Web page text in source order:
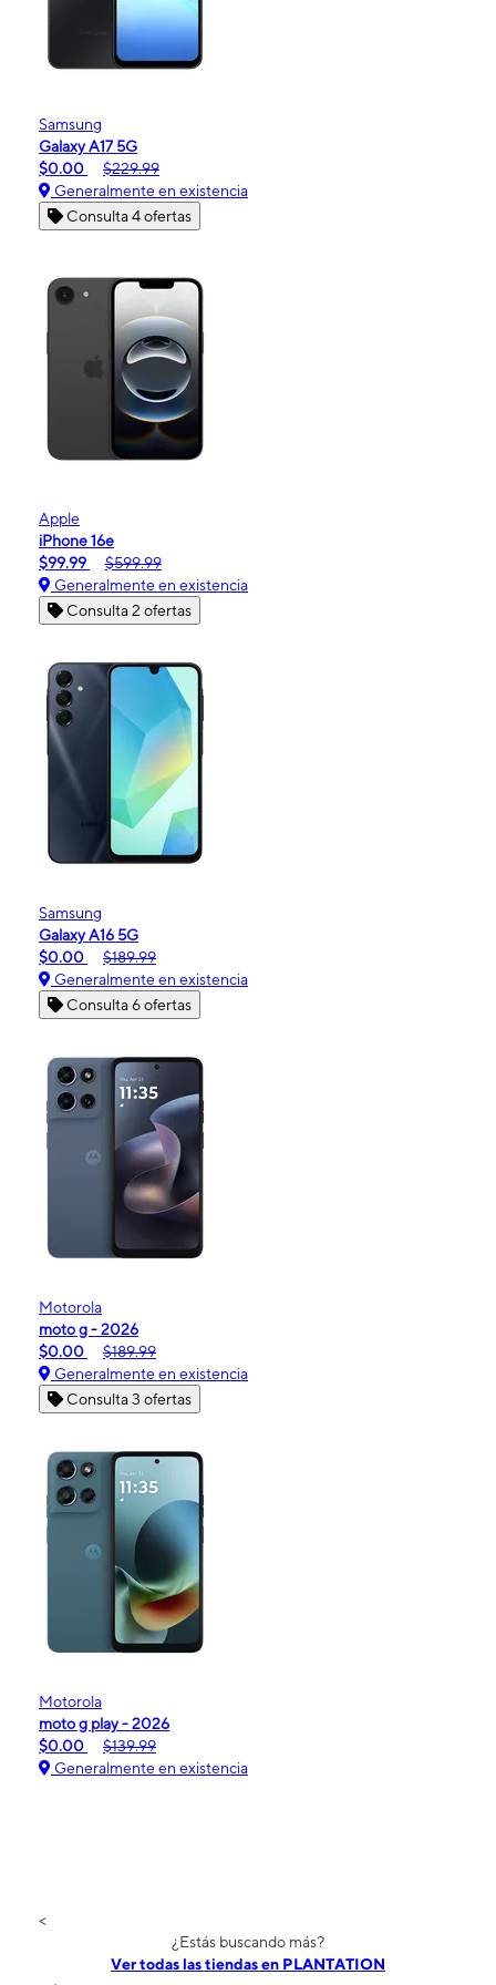
Samsung
Galaxy A17 5G
$0.00
$229.99
Generalmente en existencia
Consulta 4 ofertas
Apple
iPhone 16e
$99.99
$599.99
Generalmente en existencia
Consulta 2 ofertas
Samsung
Galaxy A16 5G
$0.00
$189.99
Generalmente en existencia
Consulta 6 ofertas
Motorola
moto g - 2026
$0.00
$189.99
Generalmente en existencia
Consulta 3 ofertas
Motorola
moto g play - 2026
$0.00
$139.99
Generalmente en existencia
<
¿Estás buscando más?
Ver todas las tiendas en PLANTATION